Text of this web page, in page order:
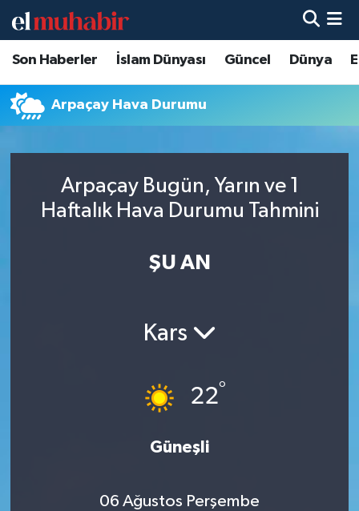
Son Haberler İslam Dünyası Güncel Dünya
Arpaçay Hava Durumu
Arpaçay Bugün, Yarın ve 1
Haftalık Hava Durumu Tahmini
ŞU AN
Kars
22°
Güneşli
06 Ağustos Perşembe
Hava Durumu
Trafik Durumu
Tüm Manşetler